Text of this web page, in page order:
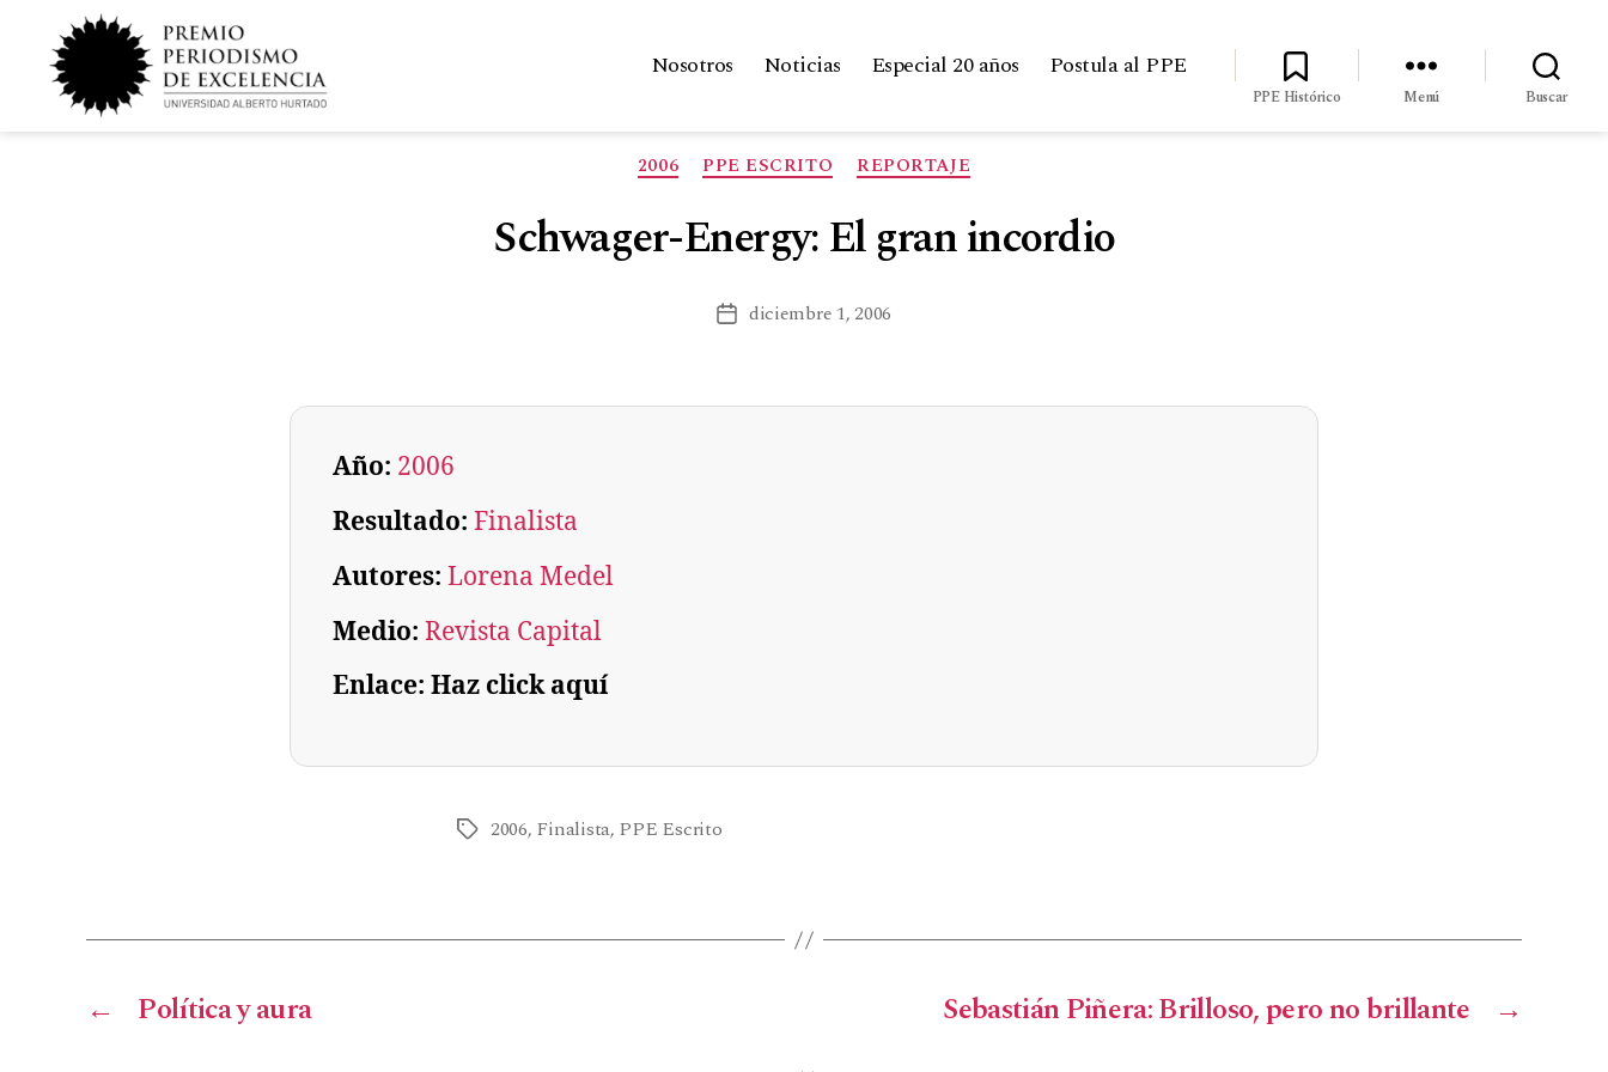
Nosotros Noticias Especial 20 años Postula al PPE
PPE Histórico Menú Buscar
2006 PPE ESCRITO REPORTAJE
Schwager-Energy: El gran incordio
diciembre 1, 2006
Año: 2006
Resultado: Finalista
Autores: Lorena Medel
Medio: Revista Capital
Enlace: Haz click aquí
2006, Finalista, PPE Escrito
← Política y aura →
Sebastián Piñera: Brilloso, pero no brillante